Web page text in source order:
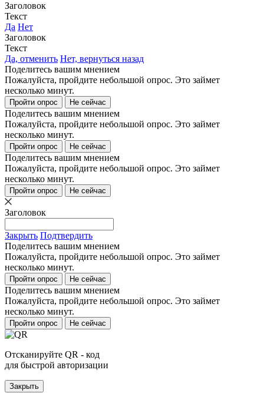
Заголовок
Текст
Да Нет
Заголовок
Текст
Да, отменить Нет, вернуться назад
Поделитесь вашим мнением
Пожалуйста, пройдите небольшой опрос. Это займет
несколько минут.
Пройти опрос Не сейчас
Поделитесь вашим мнением
Пожалуйста, пройдите небольшой опрос. Это займет
несколько минут.
Пройти опрос Не сейчас
Поделитесь вашим мнением
Пожалуйста, пройдите небольшой опрос. Это займет
несколько минут.
Пройти опрос Не сейчас
Заголовок
Закрыть Подтвердить
Поделитесь вашим мнением
Пожалуйста, пройдите небольшой опрос. Это займет
несколько минут.
Пройти опрос Не сейчас
Поделитесь вашим мнением
Пожалуйста, пройдите небольшой опрос. Это займет
несколько минут.
Пройти опрос Не сейчас
Отсканируйте QR - код
для быстрой авторизации
Закрыть